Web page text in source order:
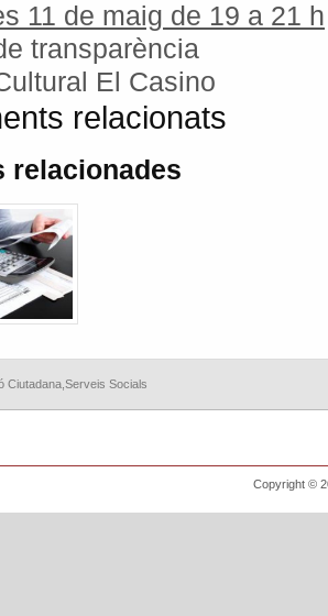
11 de maig de 19 a 21 h
transparència
El Casino
relacionats
relacionades
Ciutadana Serveis Socials
Copyright ©